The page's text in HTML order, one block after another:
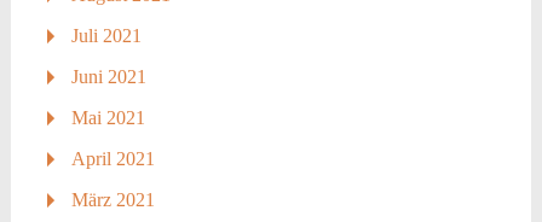
Juli 2021
Juni 2021
Mai 2021
April 2021
März 2021